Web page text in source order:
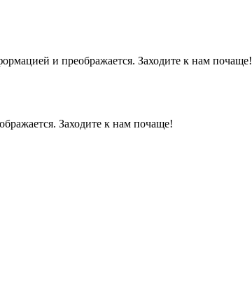
и преображается. Заходите к нам почаще!
Заходите к нам почаще!